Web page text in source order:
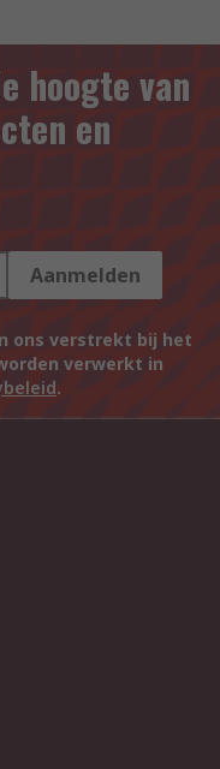
hoogte van
en
Aanmelden
ons verstrekt bij het
verwerkt in
.